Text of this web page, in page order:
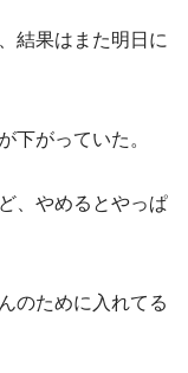
結果はまた明日に
下がっていた。
、やめるとやっぱ
のために入れてる